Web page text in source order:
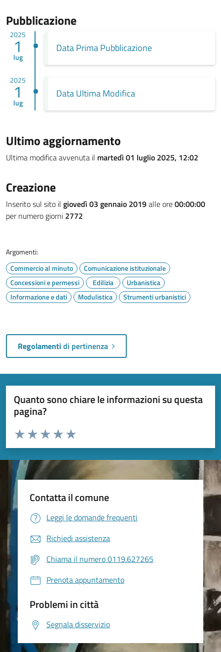
Pubblicazione
2025
1
lug
Data Prima Pubblicazione
2025
1
lug
Data Ultima Modifica
Ultimo aggiornamento
Ultima modifica avvenuta il martedì 01 luglio 2025, 12:02
Creazione
Inserito sul sito il giovedì 03 gennaio 2019alle ore00:00:00
per numero giorni 2772
Argomenti:
Commercio al minuto
Comunicazione istituzionale
Concessioni e permessi
Edilizia
Urbanistica
Informazione e dati
Modulistica Strumenti urbanistici
Regolamentidi pertinenza
Quanto sono chiare le informazioni su questa
pagina?
Valuta da 1 a 5 stelle la pagina
Valuta 5 stelle su 5
Valuta 4 stelle su 5
Valuta 3 stelle su 5
Valuta 2 stelle su 5
Valuta 1 stelle su 5
Contatta il comune
Leggi le domande frequenti
Richiedi assistenza
Chiama il numero 0119.627265
Prenota appuntamento
Problemi in città
Segnala disservizio